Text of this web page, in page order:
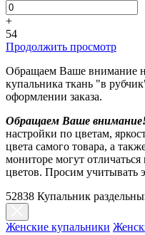
+
54
Продолжить просмотр
Обращаем Ваше внимание
купальника ткань "в
оформлении заказа.
Обращаем Ваше
настройки по цветам,
цвета самого товара, а
мониторе могут
цветов. Просим учитывать
52838 Купальник
Женские купальники